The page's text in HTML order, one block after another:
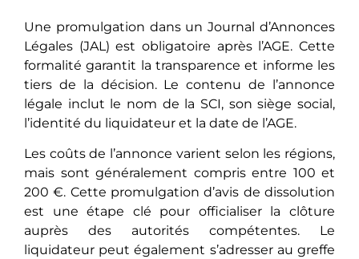
Une promulgation dans un Journal d’Annonces
Légales (JAL) est obligatoire après l’AGE. Cette
formalité garantit la transparence et informe les
tiers de la décision. Le contenu de l’annonce
légale inclut le nom de la SCI, son siège social,
l’identité du liquidateur et la date de l’AGE.
Les coûts de l’annonce varient selon les régions,
mais sont généralement compris entre 100 et
200 €. Cette promulgation d’avis de dissolution
est une étape clé pour officialiser la clôture
auprès des autorités compétentes. Le
liquidateur peut également s’adresser au greffe